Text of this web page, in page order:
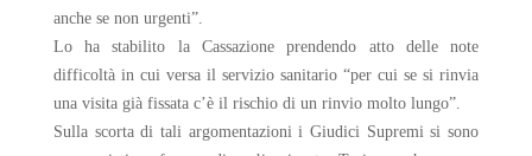
anche se non urgenti”.
Lo ha stabilito la Cassazione prendendo atto delle note
difficoltà in cui versa il servizio sanitario “per cui se si rinvia
una visita già fissata c’è il rischio di un rinvio molto lungo”.
Sulla scorta di tali argomentazioni i Giudici Supremi si sono